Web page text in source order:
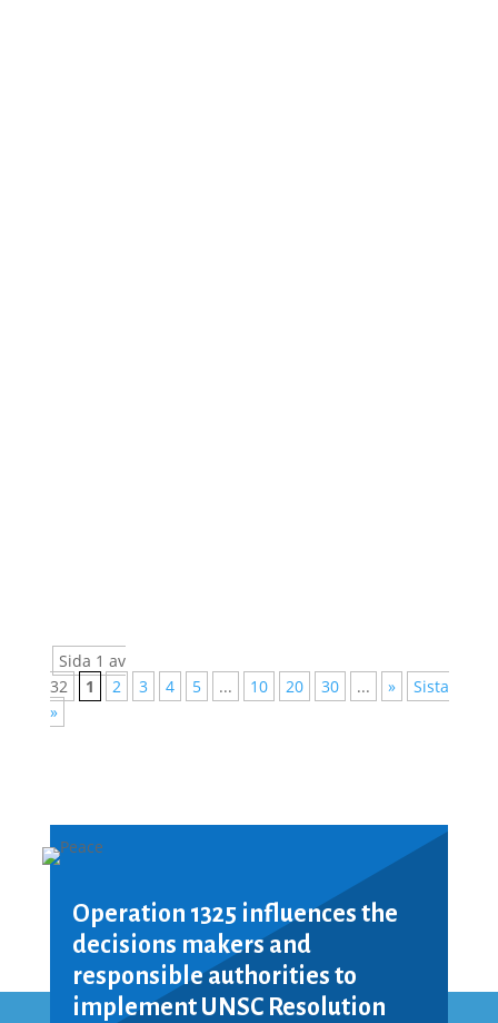
Sida 1 av
32
1 2 3 4 5 ... 10 20 30 ... »
Sista
»
Operation 1325 influences the
decisions makers and
responsible authorities to
implement UNSC Resolution